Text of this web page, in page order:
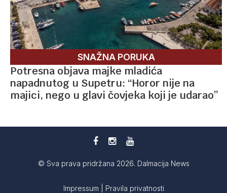
SNAŽNA PORUKA
Potresna objava majke mladića
napadnutog u Supetru: “Horor nije na
majici, nego u glavi čovjeka koji je udarao”
© Sva prava pridržana 2026. Dalmacija News
Impressum Pravila privatnosti